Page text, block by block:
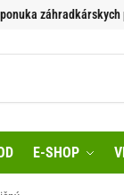
E-SHOP